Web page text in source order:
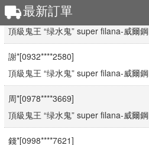
最新訂單
仲*[0946****4422]
頂級鬼王 “绿水鬼” super filana-威爾鋼
謝*[0932****2580]
頂級鬼王 “绿水鬼” super filana-威爾鋼
周*[0978****3669]
頂級鬼王 “绿水鬼” super filana-威爾鋼
錢*[0998****7621]